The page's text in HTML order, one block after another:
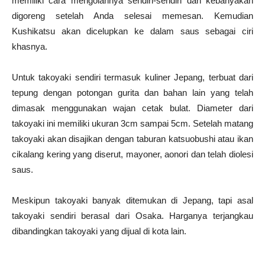
digoreng setelah Anda selesai memesan. Kemudian
Kushikatsu akan dicelupkan ke dalam saus sebagai ciri
khasnya.
Untuk takoyaki sendiri termasuk kuliner Jepang, terbuat dari
tepung dengan potongan gurita dan bahan lain yang telah
dimasak menggunakan wajan cetak bulat. Diameter dari
takoyaki ini memiliki ukuran 3cm sampai 5cm. Setelah matang
takoyaki akan disajikan dengan taburan katsuobushi atau ikan
cikalang kering yang diserut, mayoner, aonori dan telah diolesi
saus.
Meskipun takoyaki banyak ditemukan di Jepang, tapi asal
takoyaki sendiri berasal dari Osaka. Harganya terjangkau
dibandingkan takoyaki yang dijual di kota lain.